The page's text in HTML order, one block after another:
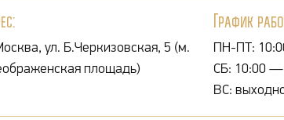
ул. Б.Черкизовская, 5 (м.
площадь)
График
ПН-ПТ:
СБ: 10:00 —
ВС: